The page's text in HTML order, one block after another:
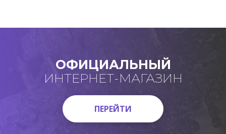
ОФИЦИАЛЬНЫЙ
ИНТЕРНЕТ-МАГАЗИН
ПЕРЕЙТИ
ПЕРЕЙТИ